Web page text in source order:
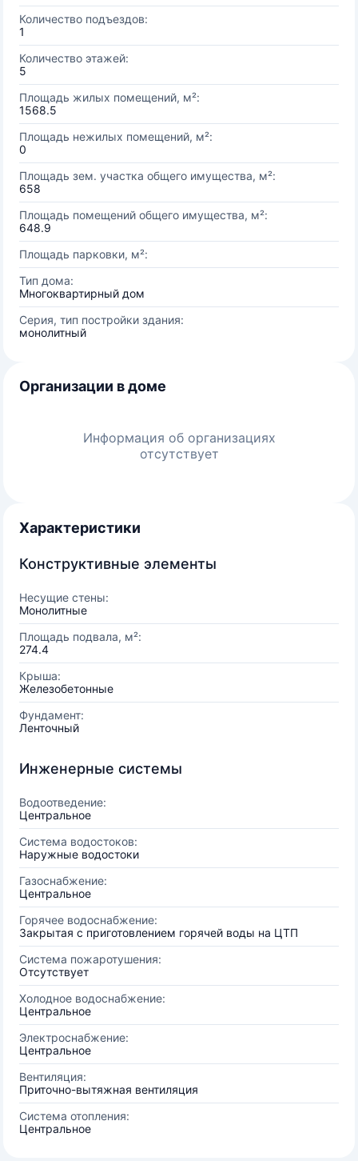
Количество подъездов:
1
Количество этажей:
5
Площадь жилых помещений, м²:
1568.5
Площадь нежилых помещений, м²:
0
Площадь зем. участка общего имущества, м²:
658
Площадь помещений общего имущества, м²:
648.9
Площадь парковки, м²:
Тип дома:
Многоквартирный дом
Серия, тип постройки здания:
монолитный
Организации в доме
Информация об организациях
отсутствует
Характеристики
Конструктивные элементы
Несущие стены:
Монолитные
Площадь подвала, м²:
274.4
Крыша:
Железобетонные
Фундамент:
Ленточный
Инженерные системы
Водоотведение:
Центральное
Система водостоков:
Наружные водостоки
Газоснабжение:
Центральное
Горячее водоснабжение:
Закрытая с приготовлением горячей воды на ЦТП
Система пожаротушения:
Отсутствует
Холодное водоснабжение:
Центральное
Электроснабжение:
Центральное
Вентиляция:
Приточно-вытяжная вентиляция
Система отопления:
Центральное